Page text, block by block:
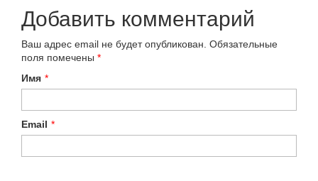
Добавить комментарий
Ваш адрес email не будет опубликован. Обязательные
поля помечены *
Имя *
Email *